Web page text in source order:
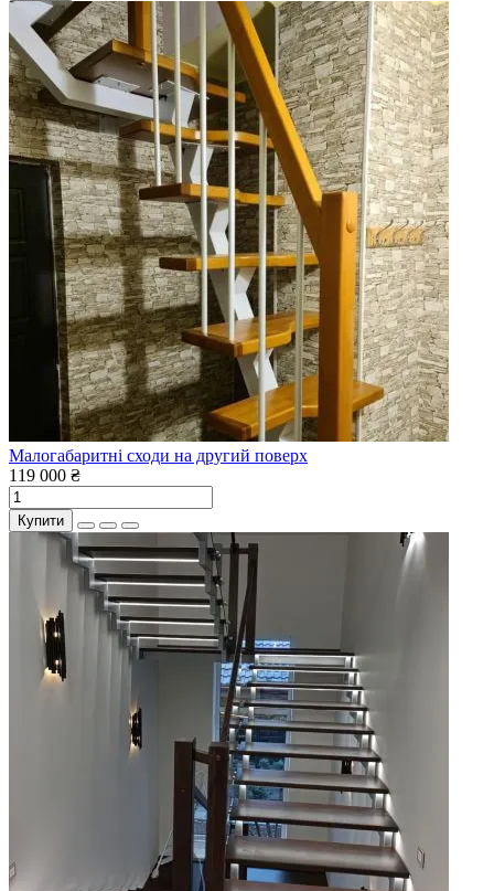
Малогабаритні сходи на другий поверх
119 000 ₴
Купити